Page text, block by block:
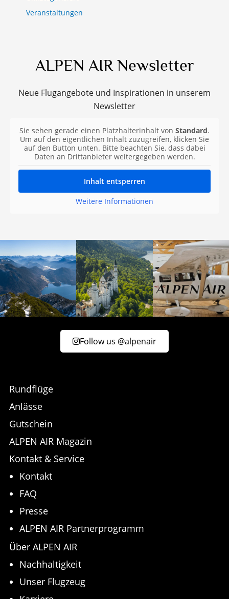
Veranstaltungen
ALPEN AIR Newsletter
Neue Flugangebote und Inspirationen in unserem
Newsletter
Sie sehen gerade einen Platzhalterinhalt von Standard.
Um auf den eigentlichen Inhalt zuzugreifen, klicken Sie
auf den Button unten. Bitte beachten Sie, dass dabei
Daten an Drittanbieter weitergegeben werden.
Inhalt entsperren
Weitere Informationen
Follow us @alpenair
Rundflüge
Anlässe
Gutschein
ALPEN AIR Magazin
Kontakt & Service
Kontakt
FAQ
Presse
ALPEN AIR Partnerprogramm
Über ALPEN AIR
Nachhaltigkeit
Unser Flugzeug